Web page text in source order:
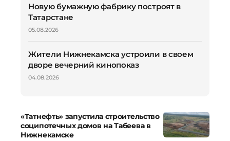
Новую бумажную фабрику построят в
Татарстане
05.08.2026
Жители Нижнекамска устроили в своем
дворе вечерний кинопоказ
04.08.2026
«Татнефть» запустила строительство
соципотечных домов на Табеева в
Нижнекамске